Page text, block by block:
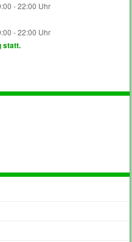
- 22:00 Uhr
- 22:00 Uhr
statt.